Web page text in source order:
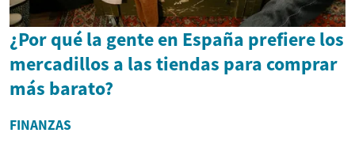
¿Por qué la gente en España prefiere los
mercadillos a las tiendas para comprar
más barato?
FINANZAS